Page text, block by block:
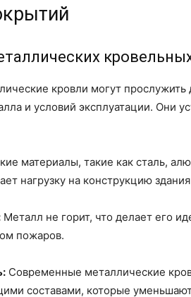
кровли могут прослужить
и условий эксплуатации. Они
материалы, такие как сталь,
нагрузку на конструкцию
Металл не горит, что делает его
пожаров.
Современные металлические
составами, которые